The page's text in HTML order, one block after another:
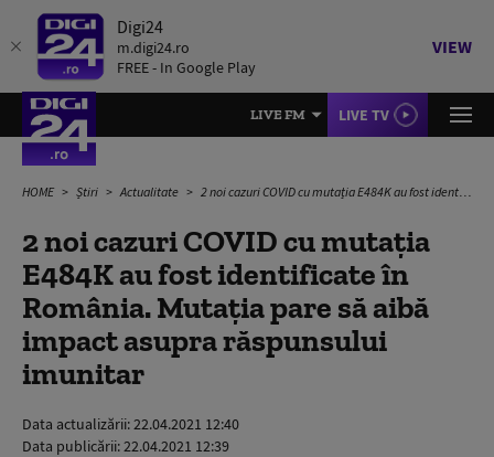
Digi24
m.digi24.ro
FREE - In Google Play
VIEW
LIVE FM LIVE TV
HOME Știri Actualitate 2 noi cazuri COVID cu mutația E484K au fost identificate în România. Mutația pare să aibă impact asupra răspunsului imunitar
2 noi cazuri COVID cu mutația
E484K au fost identificate în
România. Mutația pare să aibă
impact asupra răspunsului
imunitar
Data actualizării:22.04.2021 12:40
Data publicării:22.04.2021 12:39